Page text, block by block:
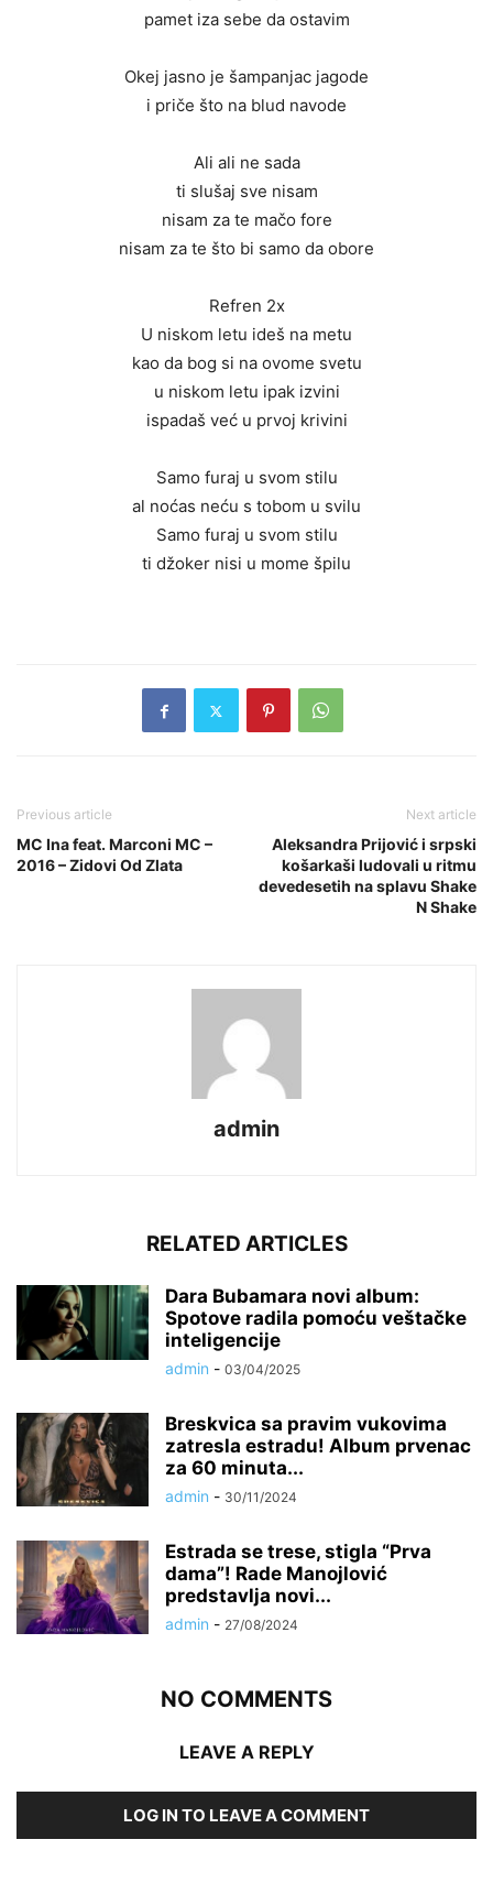
pamet iza sebe da ostavim
Okej jasno je šampanjac jagode
i priče što na blud navode
Ali ali ne sada
ti slušaj sve nisam
nisam za te mačo fore
nisam za te što bi samo da obore
Refren 2x
U niskom letu ideš na metu
kao da bog si na ovome svetu
u niskom letu ipak izvini
ispadaš već u prvoj krivini
Samo furaj u svom stilu
al noćas neću s tobom u svilu
Samo furaj u svom stilu
ti džoker nisi u mome špilu
Previous article
MC Ina feat. Marconi MC –
2016 – Zidovi Od Zlata
Next article
Aleksandra Prijović i srpski
košarkaši ludovali u ritmu
devedesetih na splavu Shake
N Shake
admin
RELATED ARTICLES
Dara Bubamara novi album:
Spotove radila pomoću veštačke
inteligencije
admin - 03/04/2025
Breskvica sa pravim vukovima
zatresla estradu! Album prvenac
za 60 minuta...
admin - 30/11/2024
Estrada se trese, stigla “Prva
dama”! Rade Manojlović
predstavlja novi...
admin - 27/08/2024
NO COMMENTS
LEAVE A REPLY
LOG IN TO LEAVE A COMMENT